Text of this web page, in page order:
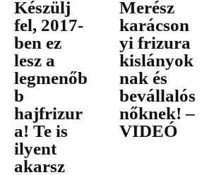
Készülj
fel, 2017-
ben ez
lesz a
legmenőb
b
hajfrizur
a! Te is
ilyent
akarsz
Merész
karácson
yi frizura
kislányok
nak és
bevállalós
nőknek! –
VIDEÓ